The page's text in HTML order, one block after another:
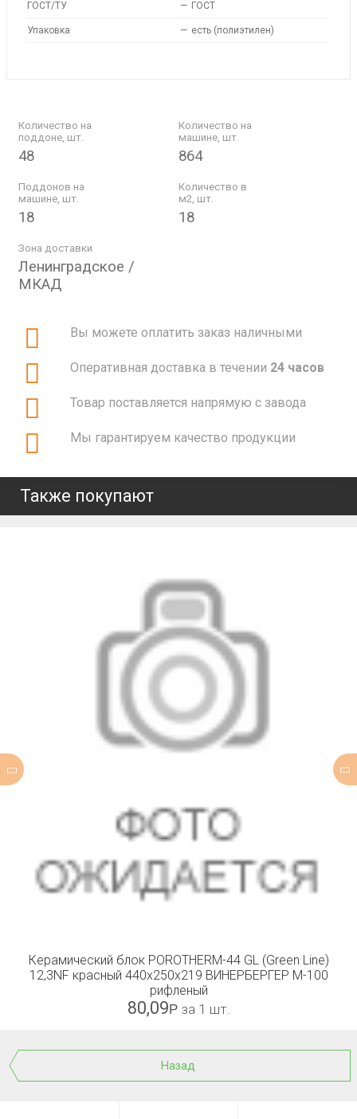
ГОСТ/ТУ — ГОСТ
Упаковка — есть (полиэтилен)
Количество на
поддоне, шт.
48
Количество на
машине, шт.
864
Поддонов на
машине, шт.
18
Количество в
м2, шт.
18
Зона доставки
Ленинградское /
МКАД
Вы можете оплатить заказ наличными
Оперативная доставка в течении 24 часов
Товар поставляется напрямую с завода
Мы гарантируем качество продукции
Также покупают
Керамический блок POROTHERM-44 GL (Green Line)
12,3NF красный 440x250x219 ВИНЕРБЕРГЕР М-100
рифленый
80,09Р за 1 шт.
Назад